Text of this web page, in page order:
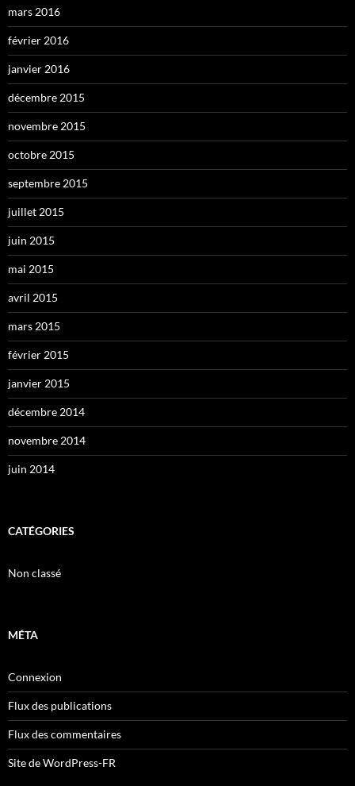
mars 2016
février 2016
janvier 2016
décembre 2015
novembre 2015
octobre 2015
septembre 2015
juillet 2015
juin 2015
mai 2015
avril 2015
mars 2015
février 2015
janvier 2015
décembre 2014
novembre 2014
juin 2014
CATÉGORIES
Non classé
MÉTA
Connexion
Flux des publications
Flux des commentaires
Site de WordPress-FR